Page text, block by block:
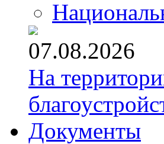
07.08.2026
На
Документы